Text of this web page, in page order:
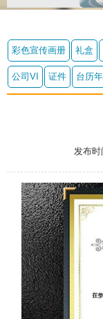
彩色宣传画册 礼盒
公司VI 证件 台历
发布